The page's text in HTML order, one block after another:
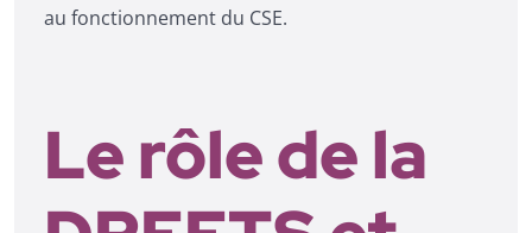
au fonctionnement du CSE.
Le rôle de la